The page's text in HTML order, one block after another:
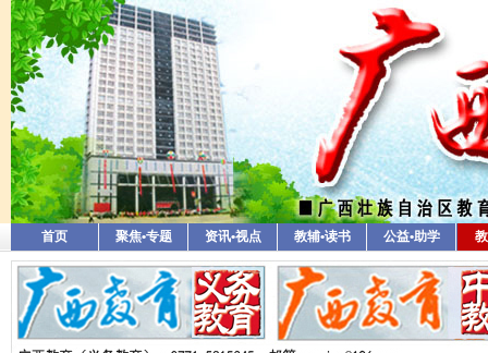
首页 聚焦•专题 资讯•视点 教辅•读书 公益•助学